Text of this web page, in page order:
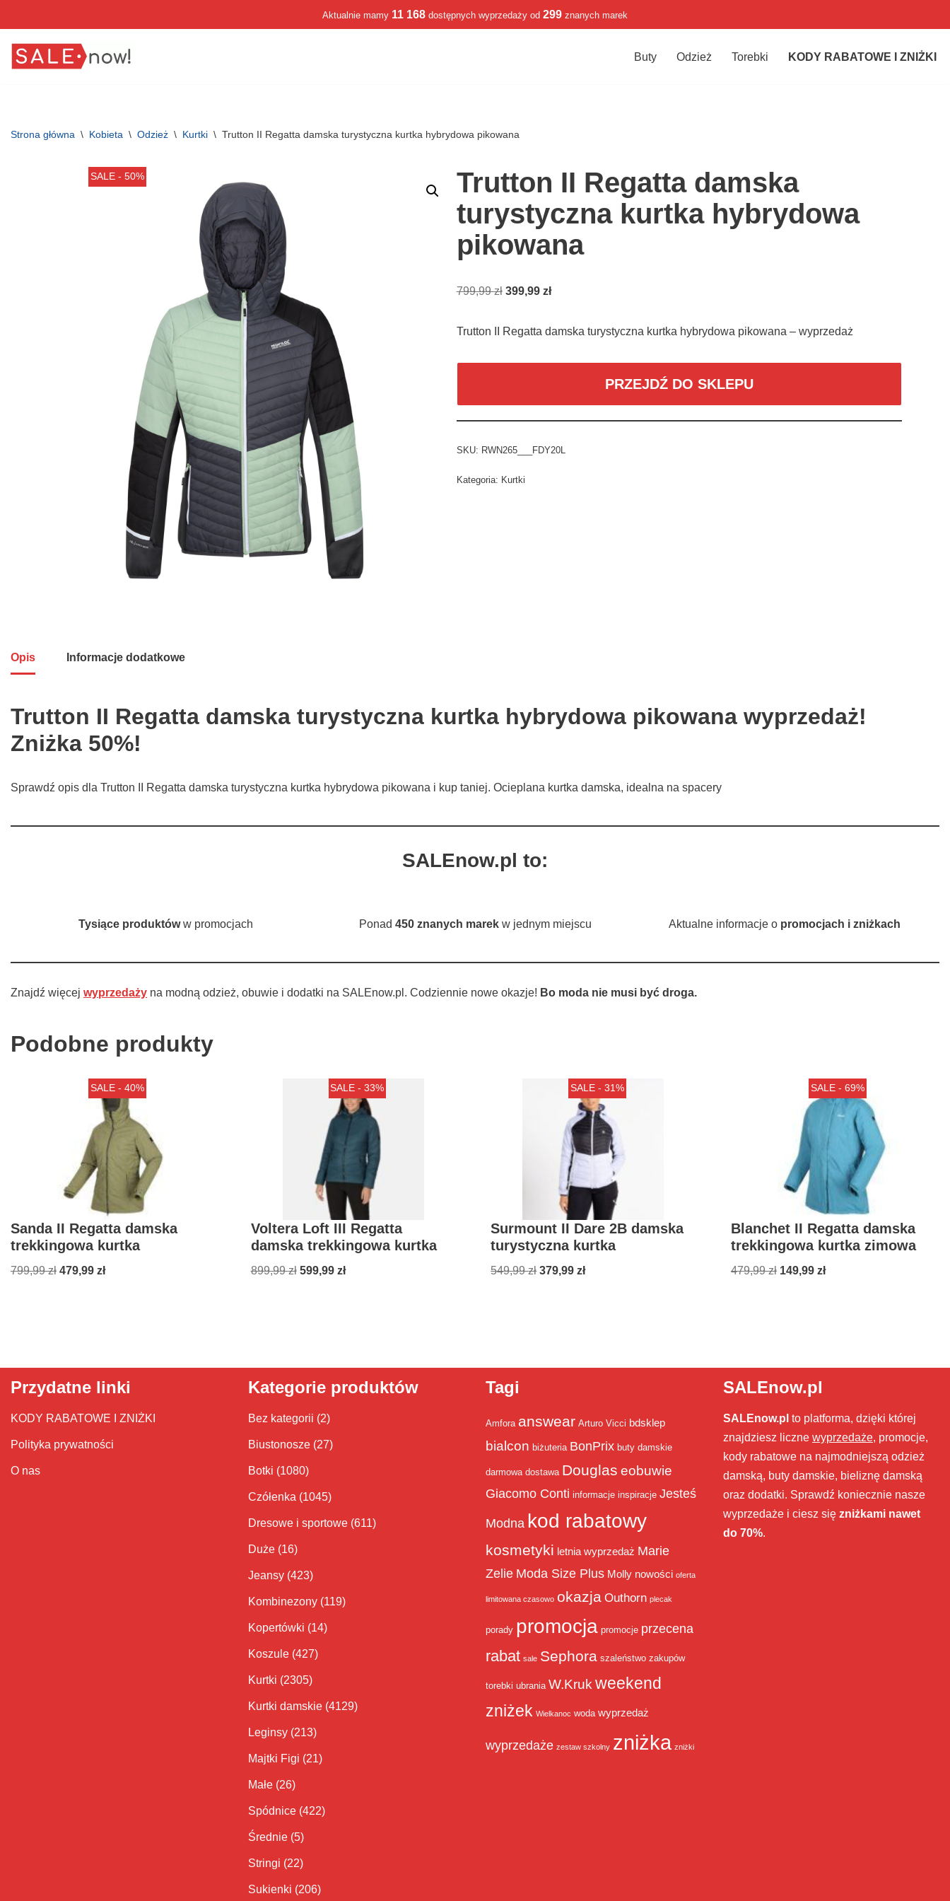
do
Aktualnie mamy 11 168 dostępnych wyprzedaży od 299 znanych marek
Buty Odzież Torebki KODY RABATOWE I ZNIŻKI
Strona główna \ Kobieta \ Odzież \ Kurtki \ Trutton II Regatta damska turystyczna kurtka hybrydowa pikowana
SALE - 50%
Trutton II Regatta damska
turystyczna kurtka hybrydowa
pikowana
799,99zł 399,99 zł
Trutton II Regatta damska turystyczna kurtka hybrydowa pikowana – wyprzedaż
PRZEJDŹ DO SKLEPU
SKU: RWN265___FDY20L
Kategoria: Kurtki
Opis Informacje dodatkowe
Trutton II Regatta damska turystyczna kurtka hybrydowa pikowana wyprzedaż!
Zniżka 50%!
Sprawdź opis dla Trutton II Regatta damska turystyczna kurtka hybrydowa pikowana i kup taniej. Ocieplana kurtka damska, idealna na spacery
SALEnow.pl to:
Tysiące produktóww promocjach Ponad 450 znanych marekw jednym miejscu Aktualne informacje o promocjach i zniżkach
Znajdź więcej wyprzedaży na modną odzież, obuwie i dodatki na SALEnow.pl. Codziennie nowe okazje! Bo moda nie musi być droga.
Podobne produkty
SALE - 40%
Sanda II Regatta damska
trekkingowa kurtka
799,99zł 479,99 zł
SALE - 33%
Voltera Loft III Regatta
damska trekkingowa kurtka
899,99zł 599,99 zł
SALE - 31%
Surmount II Dare 2B damska
turystyczna kurtka
549,99zł 379,99zł
SALE - 69%
Blanchet II Regatta damska
trekkingowa kurtka zimowa
479,99zł 149,99 zł
Przydatne linki
KODY RABATOWE I ZNIŻKI
Polityka prywatności
O nas
Kategorie produktów
Bez kategorii (2)
Biustonosze (27)
Botki (1080)
Czółenka (1045)
Dresowe i sportowe (611)
Duże (16)
Jeansy (423)
Kombinezony (119)
Kopertówki (14)
Koszule (427)
Kurtki (2305)
Kurtki damskie (4129)
Leginsy (213)
Majtki Figi (21)
Małe (26)
Spódnice (422)
Średnie (5)
Stringi (22)
Sukienki (206)
Tagi
Amfora answear Arturo Vicci bdsklep
bialcon biżuteria BonPrix buty damskie
darmowa dostawa Douglas eobuwie
Giacomo Conti informacje inspiracje Jesteś
Modna kod rabatowy
kosmetyki letnia wyprzedaż Marie
Zelie Moda Size Plus Molly nowości oferta
limitowana czasowo okazja Outhorn plecak
porady promocja promocje przecena
rabat sale Sephora szaleństwo zakupów
torebki ubrania W.Kruk weekend
zniżek Wielkanoc woda wyprzedaż
wyprzedaże zestaw szkolny zniżka zniżki
SALEnow.pl
SALEnow.pl to platforma, dzięki której
znajdziesz liczne wyprzedaże, promocje,
kody rabatowe na najmodniejszą odzież
damską, buty damskie, bieliznę damską
oraz dodatki. Sprawdź koniecznie nasze
wyprzedaże i ciesz się zniżkami nawet
do 70%.